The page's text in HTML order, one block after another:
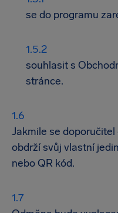
se do programu
souhlasit s
stránce.
Jakmile se
obdrží svůj vlastní
nebo QR kód.